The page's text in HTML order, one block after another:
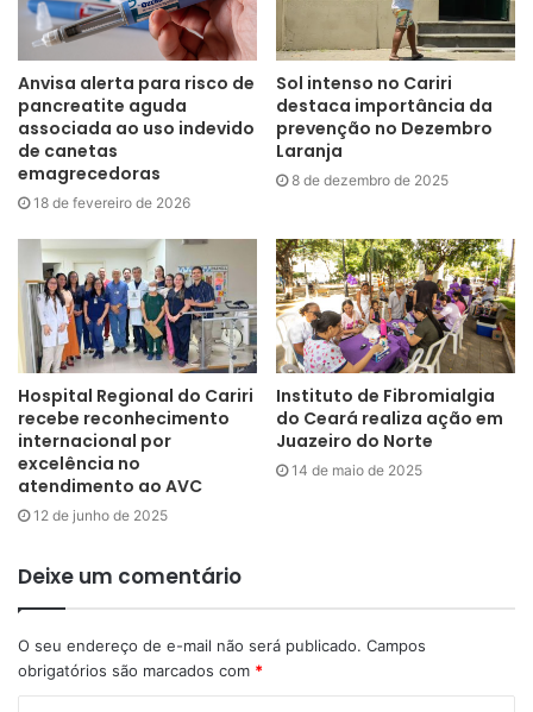
Anvisa alerta para risco de
pancreatite aguda
associada ao uso indevido
de canetas
emagrecedoras
18 de fevereiro de 2026
Sol intenso no Cariri
destaca importância da
prevenção no Dezembro
Laranja
8 de dezembro de 2025
Hospital Regional do Cariri
recebe reconhecimento
internacional por
excelência no
atendimento ao AVC
12 de junho de 2025
Instituto de Fibromialgia
do Ceará realiza ação em
Juazeiro do Norte
14 de maio de 2025
Deixe um comentário
O seu endereço de e-mail não será publicado. Campos
obrigatórios são marcados com *